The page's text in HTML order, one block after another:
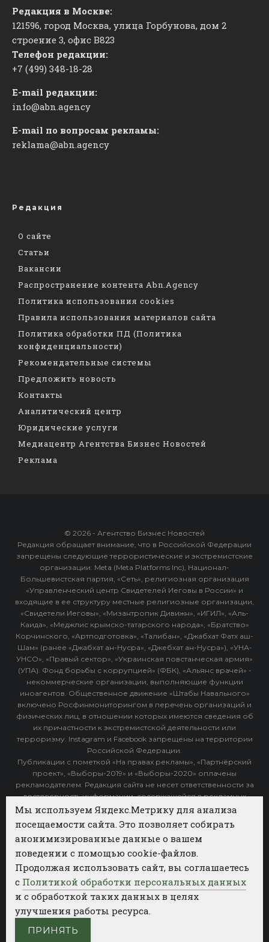
Редакция в Москве:
121596, город Москва, улица Горбунова, дом 2
строение 3, офис ​В823
Телефон редакции:
+7 (499) 348-18-28
E-mail редакции:
info@abn.agency
E-mail по вопросам рекламы:
reklama@abn.agency
Редакция
О сайте
Статьи
Вакансии
Распространение контента Abn.Agency
Политика использования cookies
Правила использования материалов сайта
Политика обработки ПД (Политика
конфиденциальности)
Рекомендательные системы
Предложить новость
Контакты
Аналитический центр
Юридические услуги
Медиацентр Агентства Бизнес Новостей
Реклама
© 2026 - Агентство Бизнес Новостей
Редакция обращает внимание, что в Российской Федерации
запрещены следующие террористические и экстремистские
организации: Meta (Meta Platforms Inc), Национал-
Большевистская партия, «Сеть», религиозная организация
«Управленческий центр Свидетелей Иеговы в России» и
входящие в ее структуру местные религиозные организации,
«Свидетели Иеговы», «Мизантропик Дивижн», «ИГИЛ», «Аль-
Каида», «Меджлис крымско-татарского народа», «Братство»
Корчинского, «Артподготовка», «Талибан», «Джабхат Фатх аш-
Шам» (ранее «Джабхат ан-Нусра», «Джебхат ан-Нусра»), «УНА-
УНСО», «Правый сектор», «Украинская повстанческая армия»
(УПА). Фонд борьбы с коррупцией» (ФБК), «Альянс врачей» -
некоммерческие организации, выполняющие функции
иноагентов. Общественное движение «Штабы Навального»
включено Росфинмониторингом в перечень организаций и
физических лиц, в отношении которых имеются сведения об
их причастности к экстремистской деятельности или
терроризму. Instagram и Facebook запрещены на территории
Российской Федерации.
Публикации с пометкой «На правах рекламы», «Партнёрский
проект», «Выборы-2019» и «Выборы-2020» оплачены
рекламодателем. Редакция сайта не несет ответственности за
достоверность информации, содержащейся в рекламных
объявлениях.
ФОТОБАНК АГЕНТСТВА БИЗНЕС НОВОСТЕЙ
РЕГИОНЫ ПОЛИТИКА ОБЩЕСТВО
Мы используем Яндекс.Метрику для анализа
посещаемости сайта. Это позволяет собирать
анонимизированные данные о вашем
поведении с помощью cookie-файлов.
Продолжая использовать сайт, вы соглашаетесь
с Политикой обработки персональных данных
и с обработкой таких данных в целях
улучшения работы ресурса.
ПРИНЯТЬ